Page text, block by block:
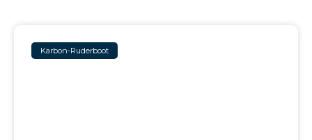
Karbon-Ruderboot